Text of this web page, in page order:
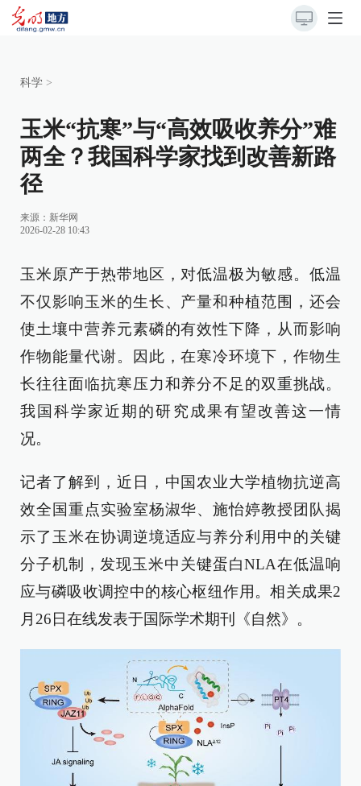
科学 >
玉米“抗寒”与“高效吸收养分”难
两全？我国科学家找到改善新路
径
来源： 新华网
2026-02-28 10:43
玉米原产于热带地区，对低温极为敏感。低温
不仅影响玉米的生长、产量和种植范围，还会
使土壤中营养元素磷的有效性下降，从而影响
作物能量代谢。因此，在寒冷环境下，作物生
长往往面临抗寒压力和养分不足的双重挑战。
我国科学家近期的研究成果有望改善这一情
况。
记者了解到，近日，中国农业大学植物抗逆高
效全国重点实验室杨淑华、施怡婷教授团队揭
示了玉米在协调逆境适应与养分利用中的关键
分子机制，发现玉米中关键蛋白NLA在低温响
应与磷吸收调控中的核心枢纽作用。相关成果2
月26日在线发表于国际学术期刊《自然》。